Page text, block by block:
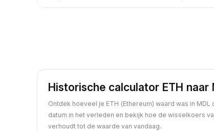
Historische calculator ETH naar
Ontdek hoeveel je ETH (Ethereum) waard was in
datum in het verleden en bekijk hoe de wisselkoers
verhoudt tot de waarde van vandaag.